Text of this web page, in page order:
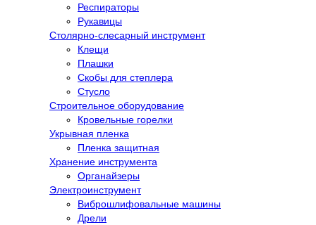
Респираторы
Рукавицы
Столярно-слесарный инструмент
Клещи
Плашки
Скобы для степлера
Стусло
Строительное оборудование
Кровельные горелки
Укрывная пленка
Пленка защитная
Хранение инструмента
Органайзеры
Электроинструмент
Виброшлифовальные машины
Дрели